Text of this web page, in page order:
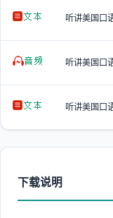
听讲美国口
听讲美国口
听讲美国口
下载说明